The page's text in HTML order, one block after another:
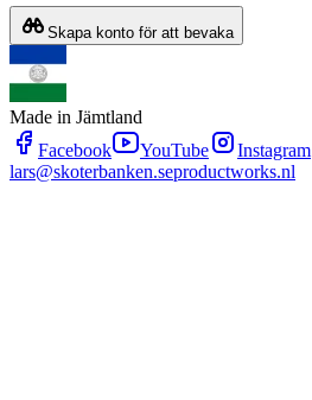
Skapa konto för att bevaka
Made in Jämtland
Facebook
YouTube
Instagram
lars@skoterbanken.seproductworks.nl